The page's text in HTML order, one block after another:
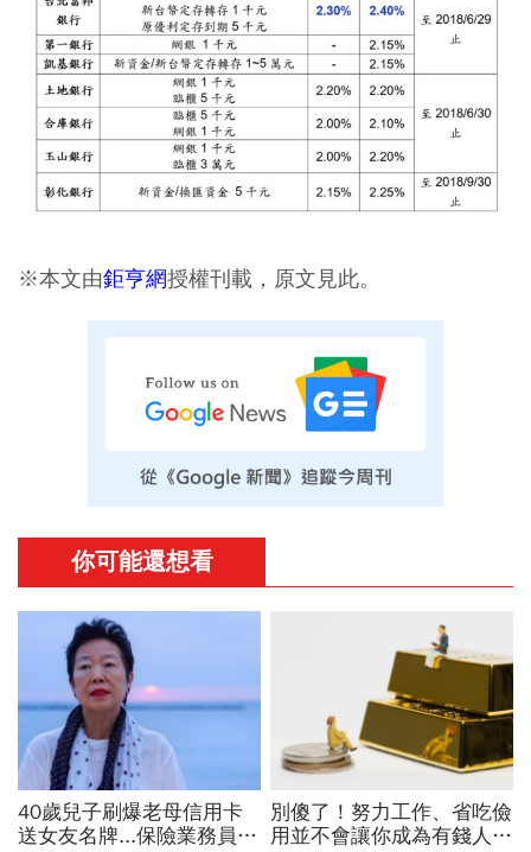
※本文由鉅亨網授權刊載，原文見此。